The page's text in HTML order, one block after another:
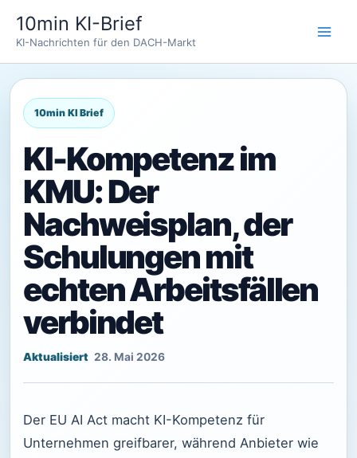
Inhalt
springen
10min KI-Brief
KI-Nachrichten für den DACH-Markt
KI-Kompetenz im
KMU: Der
Nachweisplan, der
Schulungen mit
echten Arbeitsfällen
verbindet
28. Mai 2026
Der EU AI Act macht KI-Kompetenz für
Unternehmen greifbarer, während Anbieter wie